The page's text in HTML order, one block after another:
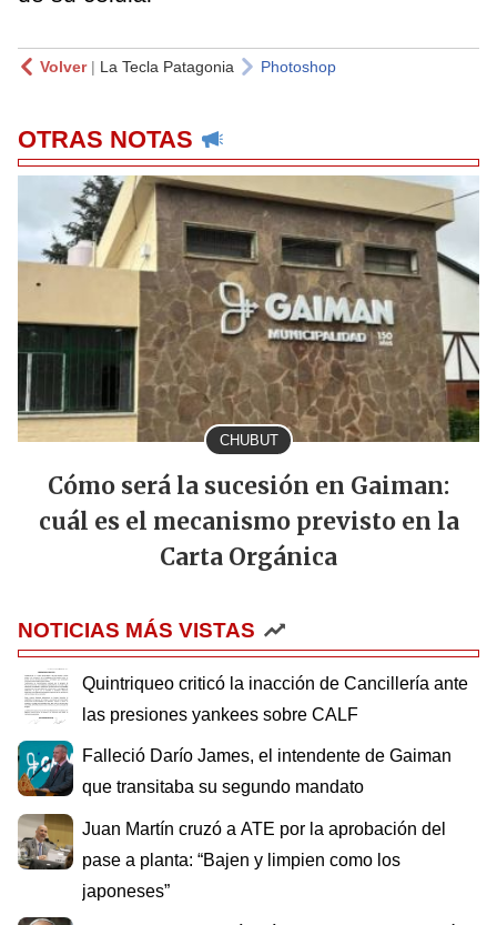
Volver| La Tecla Patagonia Photoshop
OTRAS NOTAS
CHUBUT
Cómo será la sucesión en Gaiman:
cuál es el mecanismo previsto en la
Carta Orgánica
NOTICIAS MÁS VISTAS
Quintriqueo criticó la inacción de Cancillería ante
las presiones yankees sobre CALF
Falleció Darío James, el intendente de Gaiman
que transitaba su segundo mandato
Juan Martín cruzó a ATE por la aprobación del
pase a planta: “Bajen y limpien como los
japoneses”